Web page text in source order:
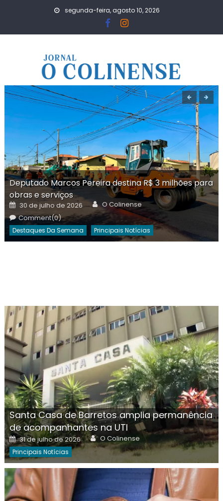
segunda-feira, agosto 10, 2026
Deputado Marcos Pereira destina R$ 3 milhões para
obras e serviços
Posted
on
30 de julho de 2026 Author
O Colinense
Comment(0)
Destaques Da Semana Principais Notícias
Santa Casa de Barretos amplia permanência
de acompanhantes na UTI
Posted
on
31 de julho de 2026 Author
O Colinense
Principais Notícias